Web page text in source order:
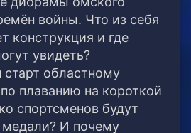
войны. Что из себя
конструкция и где
увидеть?
областному
плаванию на короткой
спортсменов будут
медали? И почему